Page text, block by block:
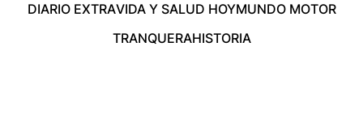
DIARIO EXTRAVIDA Y SALUD HOYMUNDO MOTOR
TRANQUERAHISTORIA